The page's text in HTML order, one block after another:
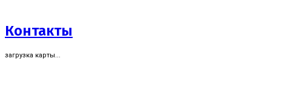
Контакты
загрузка карты...